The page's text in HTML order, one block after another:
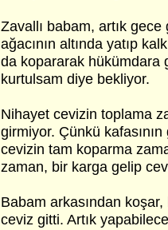
Zavallı babam, artık
ağacının altında yatıp
da kopararak hükümdara
kurtulsam diye bekliyor.
Nihayet cevizin toplama
girmiyor. Çünkü
cevizin tam koparma
zaman, bir karga gelip
Babam arkasından koşar,
ceviz gitti. Artık